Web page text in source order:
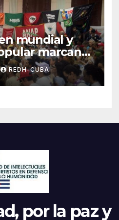
mundial y
marcan
Asamblea
ALBA
Cuba
REDH-CUBA
por la paz y